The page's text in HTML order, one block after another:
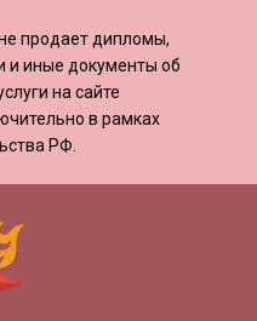
продает дипломы,
и иные документы об
на сайте
в рамках
РФ.